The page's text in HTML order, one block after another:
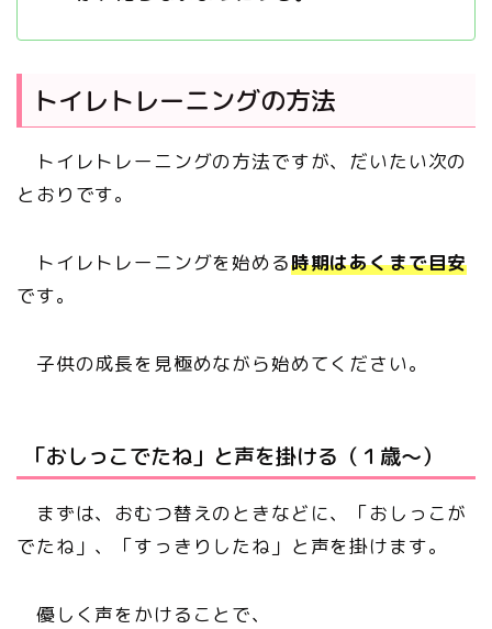
トイレトレーニングの方法
トイレトレーニングの方法ですが、だいたい次の
とおりです。
トイレトレーニングを始める時期はあくまで目安
です。
子供の成長を見極めながら始めてください。
「おしっこでたね」と声を掛ける（１歳～）
まずは、おむつ替えのときなどに、「おしっこが
でたね」、「すっきりしたね」と声を掛けます。
優しく声をかけることで、